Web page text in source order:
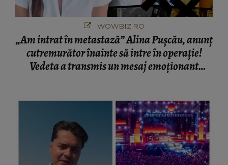
WOWBIZ.RO
„Am intrat în metastază” Alina Pușcău, anunț
cutremurător înainte să intre în operație!
Vedeta a transmis un mesaj emoționant